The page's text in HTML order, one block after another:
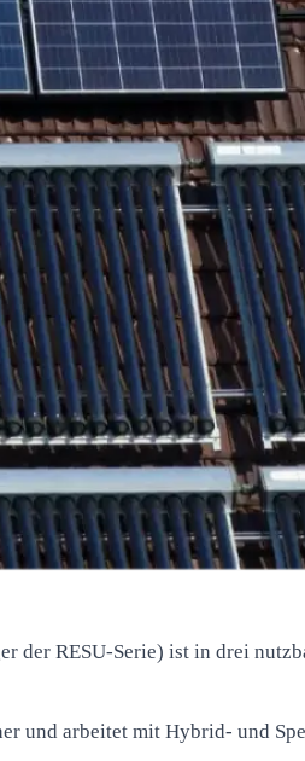
der RESU-Serie) ist in drei
und arbeitet mit Hybrid- und